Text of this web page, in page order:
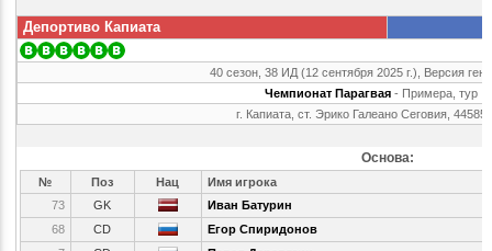
Депортиво Капиата
40 сезон, 38 ИД (12 сентября 2025 г.), Версия
Чемпионат Парагвая - Примера, тур
г. Капиата, ст. Эрико Галеано Сеговия, 44585
Основа:
№ Поз Нац
Имя игрока
73
GK
Иван Батурин
68
CD
Егор Спиридонов